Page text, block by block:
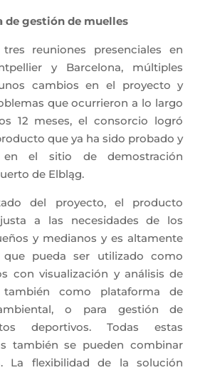
de gestión de muelles
reuniones presenciales en
y Barcelona, múltiples
cambios en el proyecto y
que ocurrieron a lo largo
12 meses, el consorcio logró
que ya ha sido probado y
en el sitio de demostración
de Elbląg.
del proyecto, el producto
a las necesidades de los
y medianos y es altamente
que pueda ser utilizado como
con visualización y análisis de
como plataforma de
o para gestión de
deportivos. Todas estas
también se pueden combinar
La flexibilidad de la solución